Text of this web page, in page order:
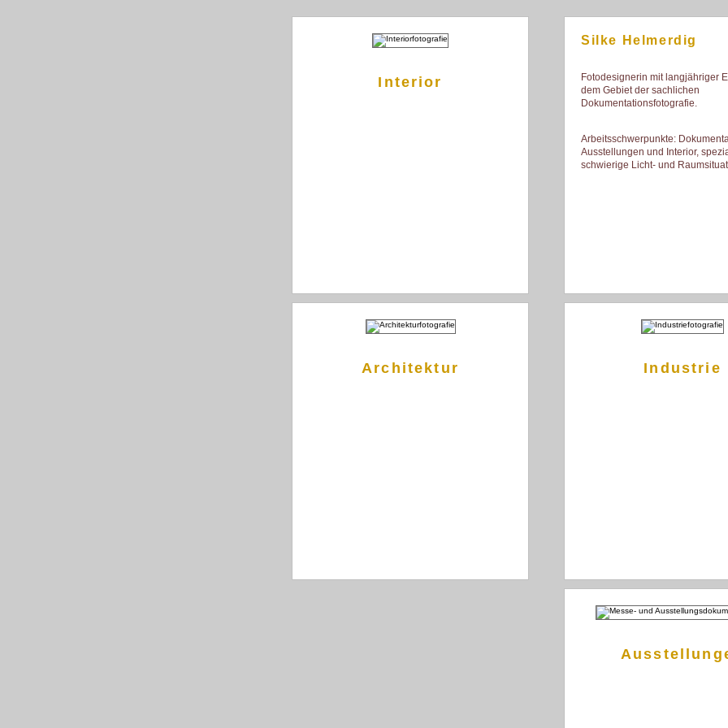
Interior
Architektur
Silke Helmerdig
Fotodesignerin mit langjähriger
dem Gebiet der sachlichen
Dokumentationsfotografie.
Arbeitsschwerpunkte:
Ausstellungen und Interior,
schwierige Licht- und
Industrie